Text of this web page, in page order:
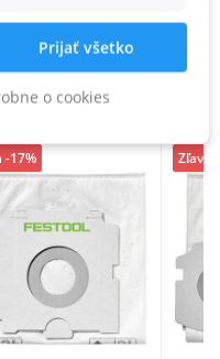
-17% Zľava
Prijať všetko
o cookies